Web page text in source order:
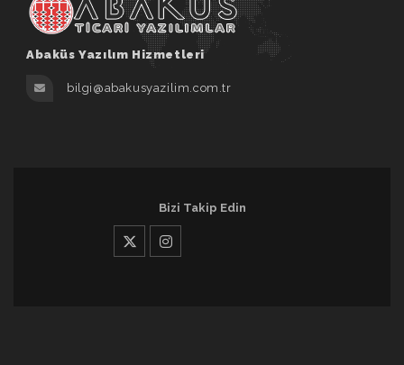
Abaküs Yazılım Hizmetleri
bilgi@abakusyazilim.com.tr
Bizi Takip Edin